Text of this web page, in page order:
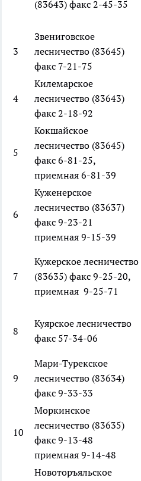
(83643) факс 2-45-35
3
Звениговское
лесничество (83645)
факс 7-21-75
4
Килемарское
лесничество (83643)
факс 2-18-92
5
Кокшайское
лесничество (83645)
факс 6-81-25,
приемная 6-81-39
6
Куженерское
лесничество (83637)
факс 9-23-21
приемная 9-15-39
7
Кужерское лесничество
(83635) факс 9-25-20,
приемная 9-25-71
8
Куярское лесничество
факс 57-34-06
9
Мари-Турекское
лесничество (83634)
факс 9-33-33
10
Моркинское
лесничество (83635)
факс 9-13-48
приемная 9-14-48
Новоторъяльское